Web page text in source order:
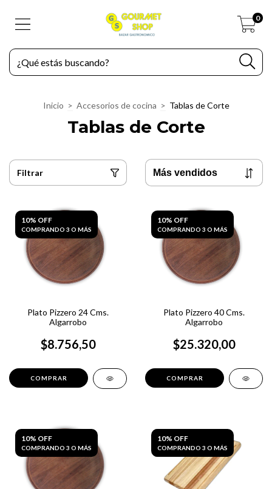
0
Inicio > Accesorios de cocina > Tablas de Corte
Tablas de Corte
Filtrar
10% OFF
COMPRANDO 3 O MÁS
Plato Pizzero 24 Cms.
Algarrobo
$8.756,50
10% OFF
COMPRANDO 3 O MÁS
Plato Pizzero 40 Cms.
Algarrobo
$25.320,00
10% OFF
COMPRANDO 3 O MÁS
10% OFF
COMPRANDO 3 O MÁS